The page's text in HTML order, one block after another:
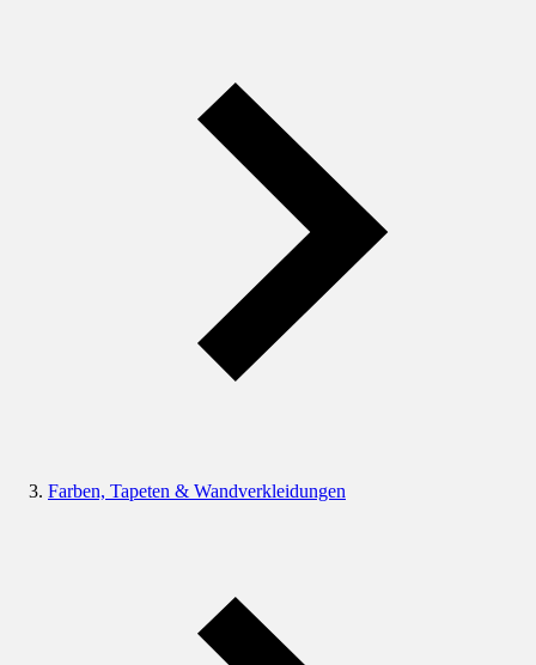
Farben, Tapeten & Wandverkleidungen